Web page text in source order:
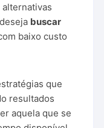
buscar
baixo custo
que
resultados
aquela que se